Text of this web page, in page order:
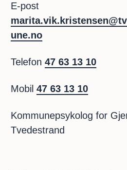
E-post
une.no
Telefon47 63 13 10
Mobil47 63 13 10
Kommunepsykolog for
Tvedestrand